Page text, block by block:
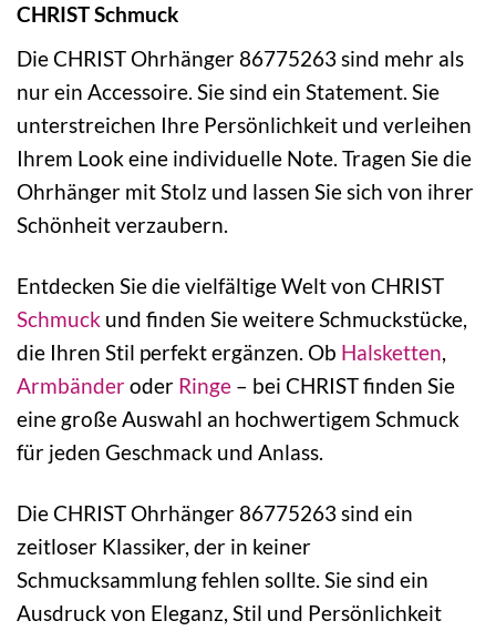
CHRIST Schmuck
Die CHRIST Ohrhänger 86775263 sind mehr als
nur ein Accessoire. Sie sind ein Statement. Sie
unterstreichen Ihre Persönlichkeit und verleihen
Ihrem Look eine individuelle Note. Tragen Sie die
Ohrhänger mit Stolz und lassen Sie sich von ihrer
Schönheit verzaubern.
Entdecken Sie die vielfältige Welt von CHRIST
Schmuck und finden Sie weitere Schmuckstücke,
die Ihren Stil perfekt ergänzen. Ob Halsketten,
Armbänderoder Ringe – bei CHRIST finden Sie
eine große Auswahl an hochwertigem Schmuck
für jeden Geschmack und Anlass.
Die CHRIST Ohrhänger 86775263 sind ein
zeitloser Klassiker, der in keiner
Schmucksammlung fehlen sollte. Sie sind ein
Ausdruck von Eleganz, Stil und Persönlichkeit